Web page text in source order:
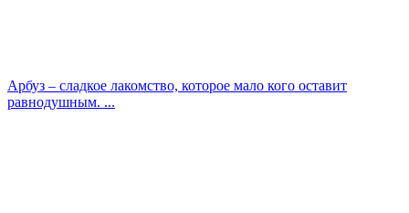
Арбуз – сладкое лакомство, которое мало кого оставит
равнодушным. ...